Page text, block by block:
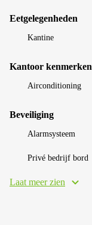
Eetgelegenheden
Kantine
Kantoor kenmerken
Airconditioning
Beveiliging
Alarmsysteem
Privé bedrijf bord
Laat meer zien